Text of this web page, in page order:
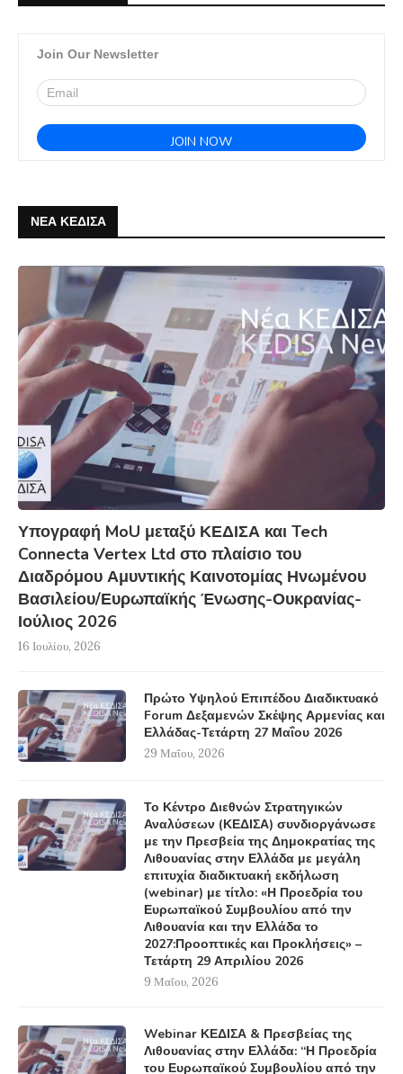
Join Our Newsletter
ΝΕΑ ΚΕΔΙΣΑ
Υπογραφή MoU μεταξύ ΚΕΔΙΣΑ και Tech
Connecta Vertex Ltd στο πλαίσιο του
Διαδρόμου Αμυντικής Καινοτομίας Ηνωμένου
Βασιλείου/Ευρωπαϊκής Ένωσης-Ουκρανίας-
Ιούλιος 2026
16 Ιουλίου, 2026
Πρώτο Υψηλού Επιπέδου Διαδικτυακό
Forum Δεξαμενών Σκέψης Αρμενίας και
Ελλάδας-Τετάρτη 27 Μαΐου 2026
29 Μαΐου, 2026
Το Κέντρο Διεθνών Στρατηγικών
Αναλύσεων (ΚΕΔΙΣΑ) συνδιοργάνωσε
με την Πρεσβεία της Δημοκρατίας της
Λιθουανίας στην Ελλάδα με μεγάλη
επιτυχία διαδικτυακή εκδήλωση
(webinar) με τίτλο: «Η Προεδρία του
Ευρωπαϊκού Συμβουλίου από την
Λιθουανία και την Ελλάδα το
2027:Προοπτικές και Προκλήσεις» –
Τετάρτη 29 Απριλίου 2026
9 Μαΐου, 2026
Webinar ΚΕΔΙΣΑ & Πρεσβείας της
Λιθουανίας στην Ελλάδα: “Η Προεδρία
του Ευρωπαϊκού Συμβουλίου από την